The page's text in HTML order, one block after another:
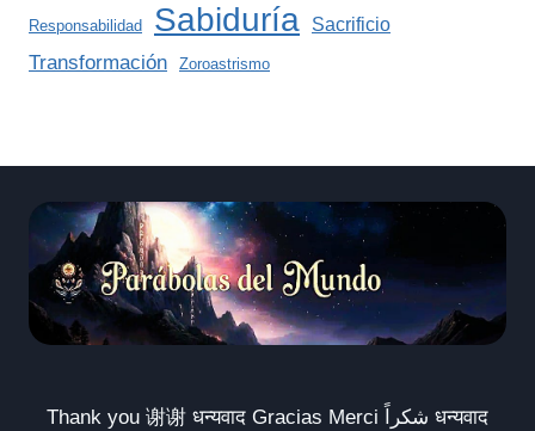
Responsabilidad Sabiduría Sacrificio
Transformación Zoroastrismo
Thank you 谢谢 धन्यवाद Gracias Merci شكراً धन्यवाद